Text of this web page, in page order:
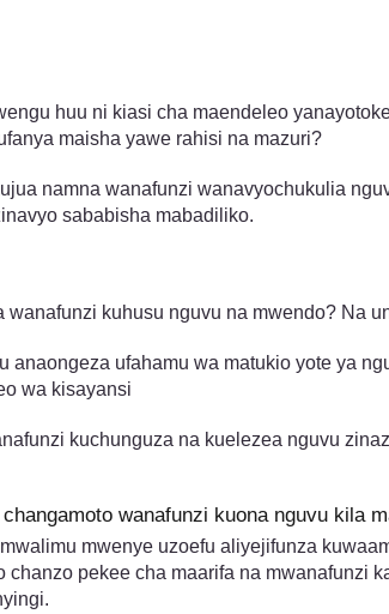
huu ni kiasi cha maendeleo
maisha yawe rahisi na mazuri?
namna wanafunzi wanavyochukulia
sababisha mabadiliko.
kuhusu nguvu na mwendo? Na
anaongeza ufahamu wa matukio yote ya
wa kisayansi
kuchunguza na kuelezea nguvu
wanafunzi kuona nguvu kila
mwenye uzoefu aliyejifunza
chanzo pekee cha maarifa na mwanafunzi